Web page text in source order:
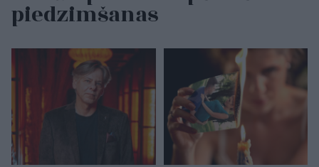
piedzimšanas